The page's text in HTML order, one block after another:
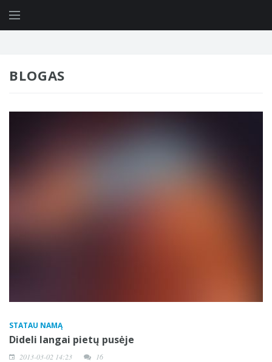
BLOGAS
STATAU NAMĄ
Dideli langai pietų pusėje
2013-03-02 14:23 16